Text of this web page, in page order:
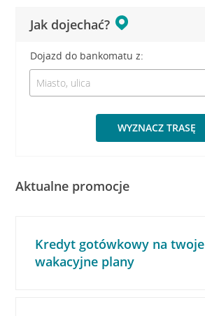
Jak dojechać?
Dojazd do bankomatu z:
WYZNACZ TRASĘ
Aktualne promocje
Kredyt gotówkowy na twoje
wakacyjne plany